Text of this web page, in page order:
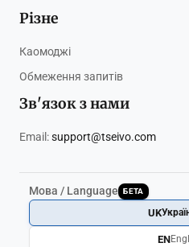
Різне
Каомоджі
Обмеження запитів
Зв'язок з нами
Email:support@tseivo.com
Мова / Language БЕТА
UK
EN